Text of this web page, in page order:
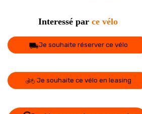
Interessé par ce vélo
Je souhaite réserver ce vélo
Je souhaite ce vélo en leasing